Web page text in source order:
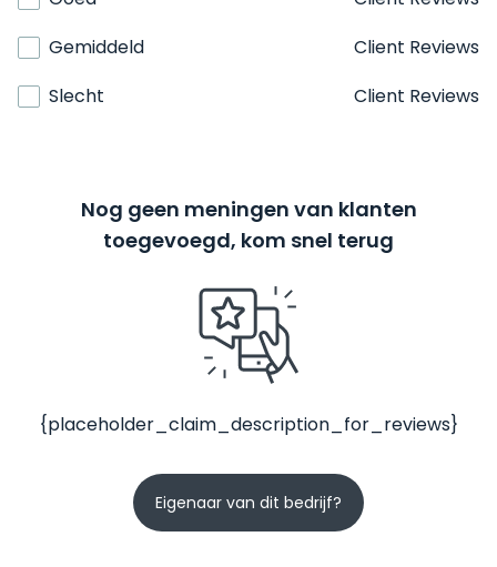
Gemiddeld
Client Reviews
Slecht
Client Reviews
Nog geen meningen van klanten
toegevoegd, kom snel terug
{placeholder_claim_description_for_reviews}
Eigenaar van dit bedrijf?